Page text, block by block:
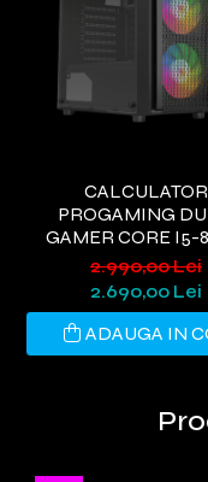
CALCULATOR
PROGAMING
GAMER CORE I5-
16GB DDR4, 480GB
GTX 1660S 6GB,
WINDOWS 11
2.990,00 Lei
2.690,00 Lei
ADAUGA IN